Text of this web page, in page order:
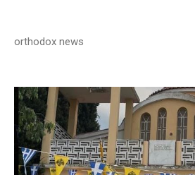
orthodox news